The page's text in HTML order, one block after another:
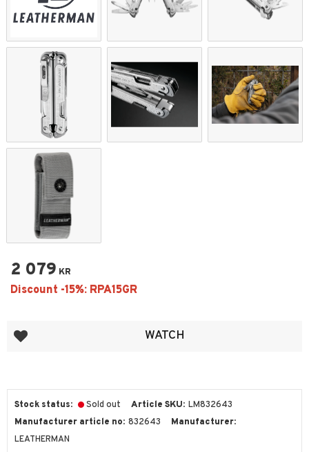
2 079 KR
Add to favorites WATCH
Stock status Sold out Article SKU LM832643
Manufacturer article no 832643
Manufacturer
LEATHERMAN